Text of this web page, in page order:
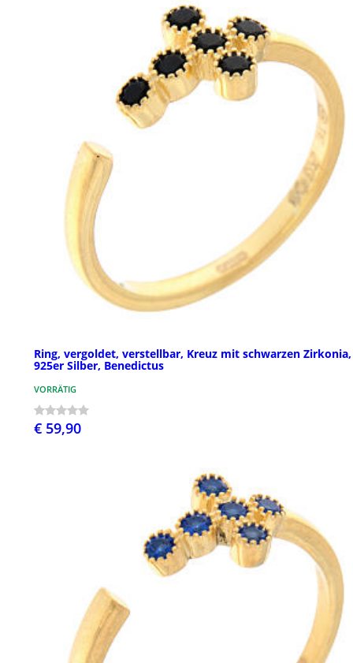
Ring, vergoldet, verstellbar, Kreuz mit schwarzen Zirkonia,
925er Silber, Benedictus
VORRÄTIG
€ 59,90